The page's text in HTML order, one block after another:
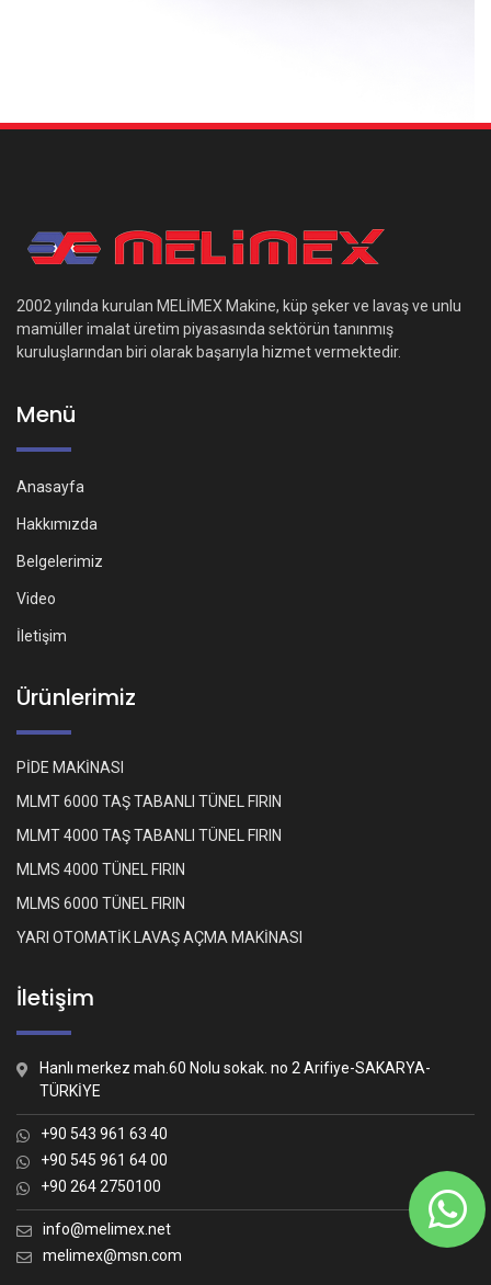
2002 yılında kurulan MELİMEX Makine, küp şeker ve lavaş ve unlu
mamüller imalat üretim piyasasında sektörün tanınmış
kuruluşlarından biri olarak başarıyla hizmet vermektedir.
Menü
Anasayfa
Hakkımızda
Belgelerimiz
Video
İletişim
Ürünlerimiz
PİDE MAKİNASI
MLMT 6000 TAŞ TABANLI TÜNEL FIRIN
MLMT 4000 TAŞ TABANLI TÜNEL FIRIN
MLMS 4000 TÜNEL FIRIN
MLMS 6000 TÜNEL FIRIN
YARI OTOMATİK LAVAŞ AÇMA MAKİNASI
İletişim
Hanlı merkez mah.60 Nolu sokak. no 2 Arifiye-SAKARYA-
TÜRKİYE
+90 543 961 63 40
+90 545 961 64 00
+90 264 2750100
info@melimex.net
melimex@msn.com
Nasıl yardımcı olabiliriz?